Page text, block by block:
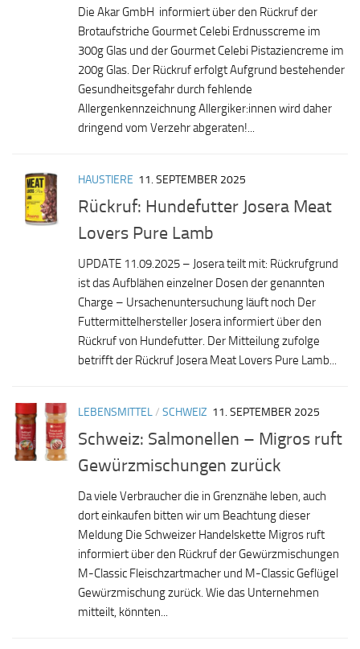
Die Akar GmbH informiert über den Rückruf der
Brotaufstriche Gourmet Celebi Erdnusscreme im
300g Glas und der Gourmet Celebi Pistaziencreme im
200g Glas. Der Rückruf erfolgt Aufgrund bestehender
Gesundheitsgefahr durch fehlende
Allergenkennzeichnung Allergiker:innen wird daher
dringend vom Verzehr abgeraten!...
HAUSTIERE 11. SEPTEMBER 2025
Rückruf: Hundefutter Josera Meat
Lovers Pure Lamb
UPDATE 11.09.2025 – Josera teilt mit: Rückrufgrund
ist das Aufblähen einzelner Dosen der genannten
Charge – Ursachenuntersuchung läuft noch Der
Futtermittelhersteller Josera informiert über den
Rückruf von Hundefutter. Der Mitteilung zufolge
betrifft der Rückruf Josera Meat Lovers Pure Lamb...
LEBENSMITTEL/ SCHWEIZ 11. SEPTEMBER 2025
Schweiz: Salmonellen – Migros ruft
Gewürzmischungen zurück
Da viele Verbraucher die in Grenznähe leben, auch
dort einkaufen bitten wir um Beachtung dieser
Meldung Die Schweizer Handelskette Migros ruft
informiert über den Rückruf der Gewürzmischungen
M-Classic Fleischzartmacher und M-Classic Geflügel
Gewürzmischung zurück. Wie das Unternehmen
mitteilt, könnten...